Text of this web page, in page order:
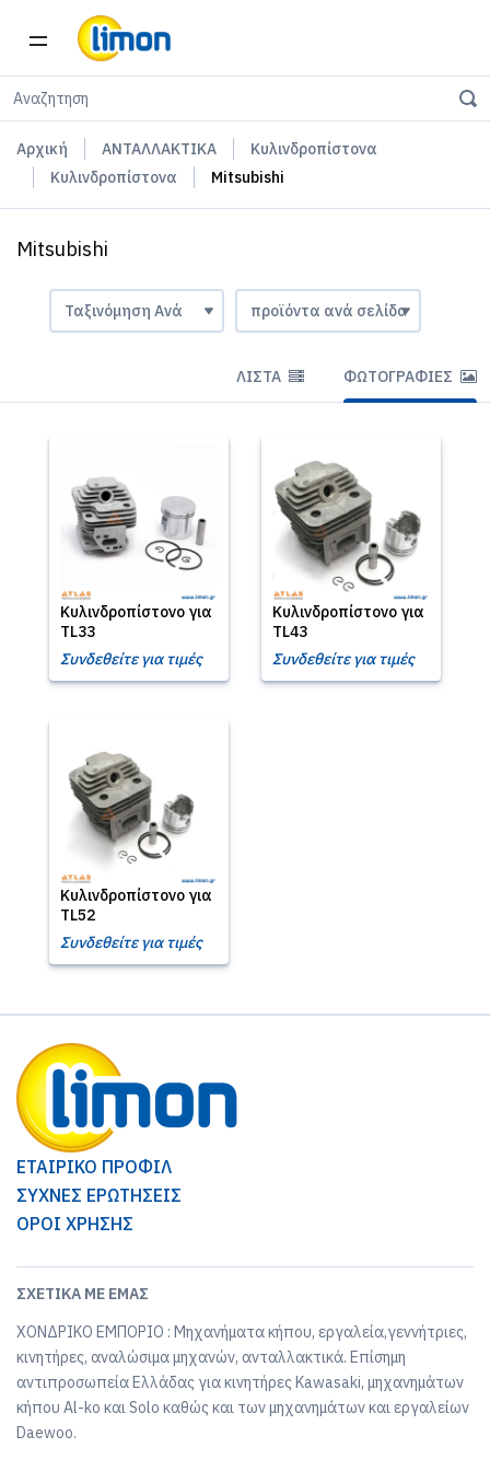
Αρχική ΑΝΤΑΛΛΑΚΤΙΚΑ
Κυλινδροπίστονα
Κυλινδροπίστονα
Mitsubishi
Mitsubishi
ΛΊΣΤΑ ΦΩΤΟΓΡΑΦΊΕΣ
Κυλινδροπίστονο για
TL33
Συνδεθείτε για τιμές
Κυλινδροπίστονο για
TL43
Συνδεθείτε για τιμές
Κυλινδροπίστονο για
TL52
Συνδεθείτε για τιμές
ΕΤΑΙΡΙΚΟ ΠΡΟΦΙΛ
ΣΥΧΝΕΣ ΕΡΩΤΗΣΕΙΣ
ΟΡΟΙ ΧΡΗΣΗΣ
ΣΧΕΤΙΚΆ ΜΕ ΕΜΆΣ
ΧΟΝΔΡΙΚΟ ΕΜΠΟΡΙΟ : Μηχανήματα κήπου, εργαλεία,γεννήτριες,
κινητήρες, αναλώσιμα μηχανών, ανταλλακτικά. Επίσημη
αντιπροσωπεία Ελλάδας για κινητήρες Kawasaki, μηχανημάτων
κήπου Al-ko και Solo καθώς και των μηχανημάτων και εργαλείων
Daewoo.